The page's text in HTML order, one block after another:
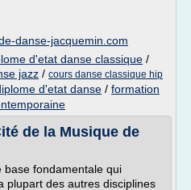
danse-jacquemin.com
d'etat danse classique /
jazz / cours danse classique hip
d'etat danse / formation
de la Musique de
base fondamentale qui
plupart des autres disciplines